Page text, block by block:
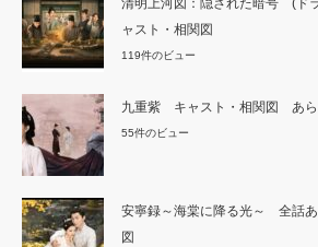
ャスト・相関図
119件のビュー
九重紫 キャスト・相関図 あら
55件のビュー
安寧録～海棠に降る光～ 全話
図